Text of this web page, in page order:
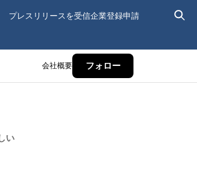
プレスリリースを受信企業登録申請
会社概要 フォロー
い